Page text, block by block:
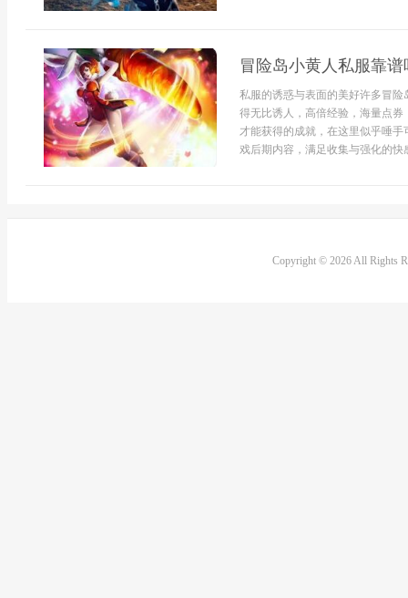
冒险岛小黄人私服靠
私服的诱惑与表面的美好许多冒
得无比诱人，高倍经验，海量点
才能获得的成就，在这里似乎唾
戏后期内容，满足收集与强化的
Copyright © 2026 All Rights